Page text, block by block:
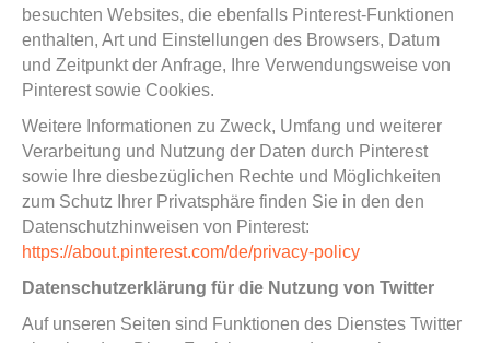
besuchten Websites, die ebenfalls Pinterest-Funktionen
enthalten, Art und Einstellungen des Browsers, Datum
und Zeitpunkt der Anfrage, Ihre Verwendungsweise von
Pinterest sowie Cookies.
Weitere Informationen zu Zweck, Umfang und weiterer
Verarbeitung und Nutzung der Daten durch Pinterest
sowie Ihre diesbezüglichen Rechte und Möglichkeiten
zum Schutz Ihrer Privatsphäre finden Sie in den den
Datenschutzhinweisen von Pinterest:
https://about.pinterest.com/de/privacy-policy
Datenschutzerklärung für die Nutzung von Twitter
Auf unseren Seiten sind Funktionen des Dienstes Twitter